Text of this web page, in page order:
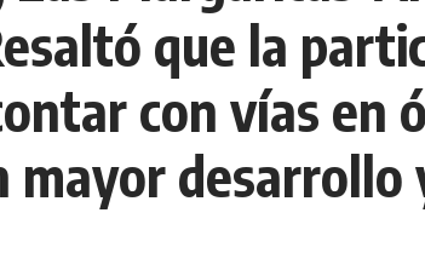
que la
con vías en
mayor desarrollo